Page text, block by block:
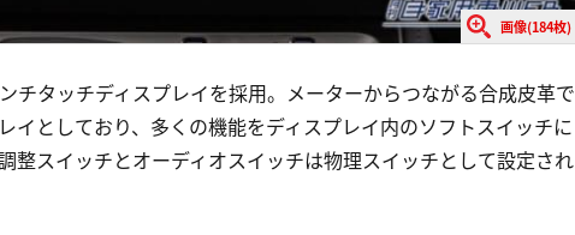
画像(184枚)
チタッチディスプレイを採用。メーターからつながる合成皮革で
イとしており、多くの機能をディスプレイ内のソフトスイッチに
整スイッチとオーディオスイッチは物理スイッチとして設定され